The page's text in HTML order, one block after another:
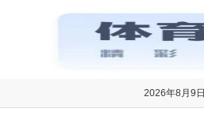
2026年8月9日